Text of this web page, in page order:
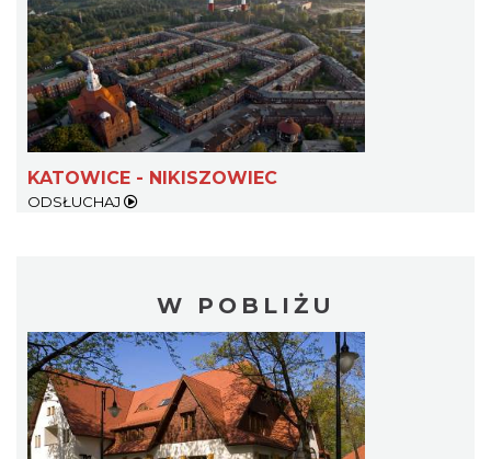
KATOWICE - NIKISZOWIEC
ODSŁUCHAJ
W POBLIŻU